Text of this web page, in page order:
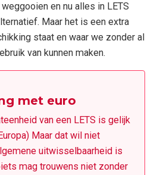
en nu alles in LETS
Maar het is een extra
staat en waar we zonder al
van kunnen maken.
met euro
van een LETS is gelijk
Maar dat wil niet
uitwisselbaarheid is
mag trouwens niet zonder